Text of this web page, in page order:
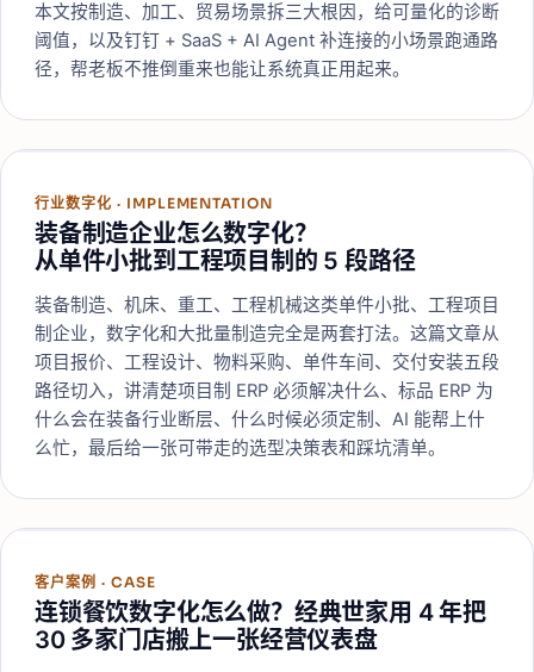
本文按制造、加工、贸易场景拆三大根因，给可量化的诊断
阈值，以及钉钉 + SaaS + AI Agent 补连接的小场景跑通路
径，帮老板不推倒重来也能让系统真正用起来。
行业数字化 · IMPLEMENTATION
装备制造企业怎么数字化？
从单件小批到工程项目制的 5 段路径
装备制造、机床、重工、工程机械这类单件小批、工程项目
制企业，数字化和大批量制造完全是两套打法。这篇文章从
项目报价、工程设计、物料采购、单件车间、交付安装五段
路径切入，讲清楚项目制 ERP 必须解决什么、标品 ERP 为
什么会在装备行业断层、什么时候必须定制、AI 能帮上什
么忙，最后给一张可带走的选型决策表和踩坑清单。
客户案例 · CASE
连锁餐饮数字化怎么做？经典世家用 4 年把
30 多家门店搬上一张经营仪表盘